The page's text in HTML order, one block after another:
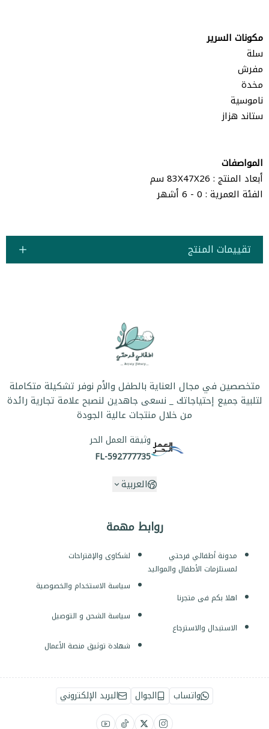
مكونات السرير
سلة
مفرش
مخدة
ناموسية
ستاند هزاز
المواصفات
أبعاد المنتج : 83X47X26 سم
الفئة العمرية : 0 - 6 أشهر
تقييمات المنتج
روابط مهمة
مدونة أطفالي فرحتي
لمستلزمات الأطفال والمواليد
اهلا بكم فى متجرنا
الاستبدال والاسترجاع
لشكاوى والإقتراحات
سياسة الاستخدام والخصوصية
سياسة الشحن و التوصيل
شهادة توثيق منصة الأعمال
متخصصين في مجال العناية بالطفل والأم نوفر تشكيلة متكاملة
لتلبية جميع إحتياجاتك _ نسعى جاهدين لنصبح علامة تجارية رائدة
من خلال منتجات عالية الجودة
وثيقة العمل الحر
FL-592777735
العربية
واتساب الجوال البريد الإلكتروني